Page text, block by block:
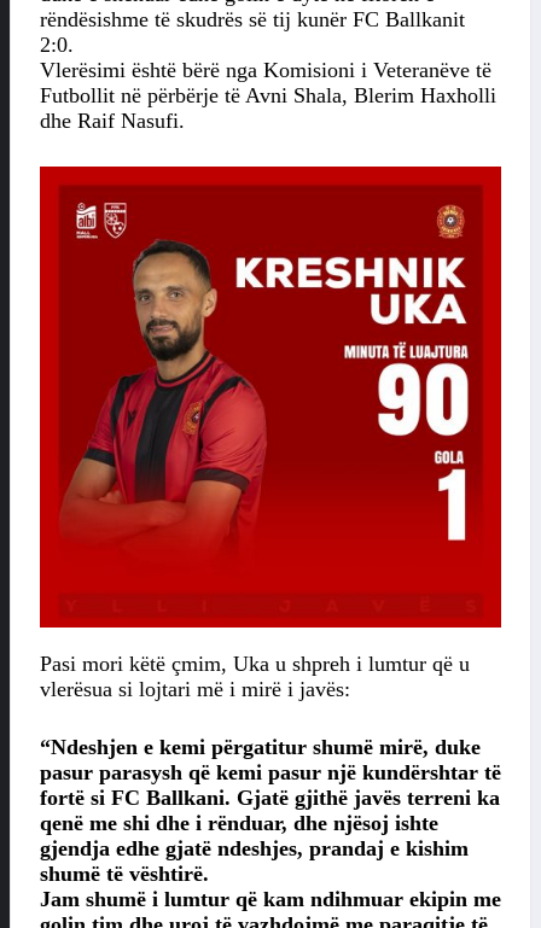
rëndësishme të skudrës së tij kunër FC Ballkanit
2:0.
Vlerësimi është bërë nga Komisioni i Veteranëve të
Futbollit në përbërje të Avni Shala, Blerim Haxholli
dhe Raif Nasufi.
Pasi mori këtë çmim, Uka u shpreh i lumtur që u
vlerësua si lojtari më i mirë i javës:
“Ndeshjen e kemi përgatitur shumë mirë, duke
pasur parasysh që kemi pasur një kundërshtar të
fortë si FC Ballkani. Gjatë gjithë javës terreni ka
qenë me shi dhe i rënduar, dhe njësoj ishte
gjendja edhe gjatë ndeshjes, prandaj e kishim
shumë të vështirë.
Jam shumë i lumtur që kam ndihmuar ekipin me